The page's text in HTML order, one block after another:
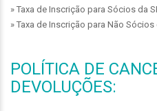
» Taxa de Inscrição para Sócios da
» Taxa de Inscrição para Não Sócios
POLÍTICA DE
DEVOLUÇÕES: